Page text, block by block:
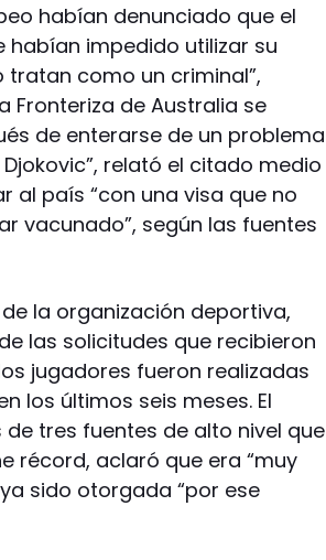
habían denunciado que el
impedido utilizar su
tratan como un criminal”,
Fronteriza de Australia se
de enterarse de un problema
relató el citado medio
al país “con una visa que no
vacunado”, según las fuentes
la organización deportiva,
las solicitudes que recibieron
jugadores fueron realizadas
los últimos seis meses. El
tres fuentes de alto nivel que
récord, aclaró que era “muy
sido otorgada “por ese